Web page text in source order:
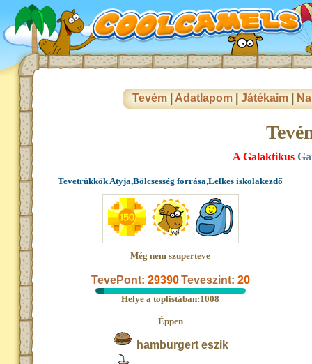
Tevém Adatlapom |Játékaim
A Galaktikus
Tevetrükkök Atyja,Bölcsesség forrása,Lelkes iskolakezdő
Még nem szuperteve
TevePont: 29390Teveszint: 20
Helye a toplistában:1008
Éppen
hamburgert eszik